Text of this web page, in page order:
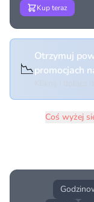
Kup teraz
📉
Otrzymuj
promocjach
Coś wyżej